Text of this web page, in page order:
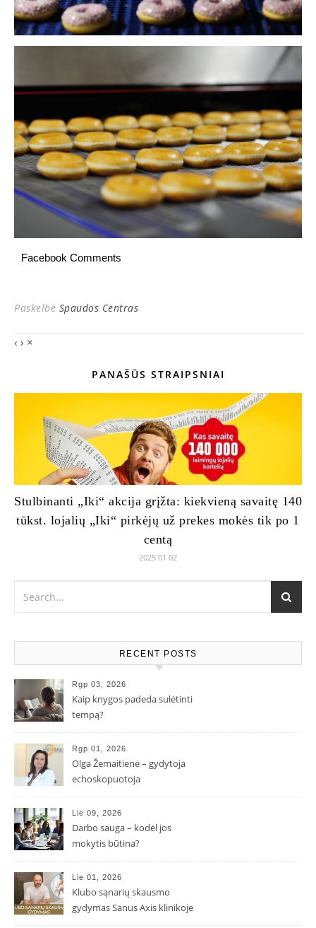
Facebook Comments
Paskelbė Spaudos Centras
‹ › ×
PANAŠŪS STRAIPSNIAI
Stulbinanti „Iki“ akcija grįžta: kiekvieną savaitę 140
tūkst. lojalių „Iki“ pirkėjų už prekes mokės tik po 1
centą
2025 01 02
RECENT POSTS
Rgp 03, 2026
Kaip knygos padeda sulėtinti
tempą?
Rgp 01, 2026
Olga Žemaitienė – gydytoja
echoskopuotoja
Lie 09, 2026
Darbo sauga – kodėl jos
mokytis būtina?
Lie 01, 2026
Klubo sąnarių skausmo
gydymas Sanus Axis klinikoje